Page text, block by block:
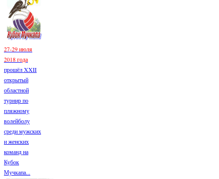
27-29 июля
2018 года
прошёл XXII
открытый
областной
турнир по
пляжному
волейболу
среди мужских
и женских
команд на
Кубок
Мучкапа...